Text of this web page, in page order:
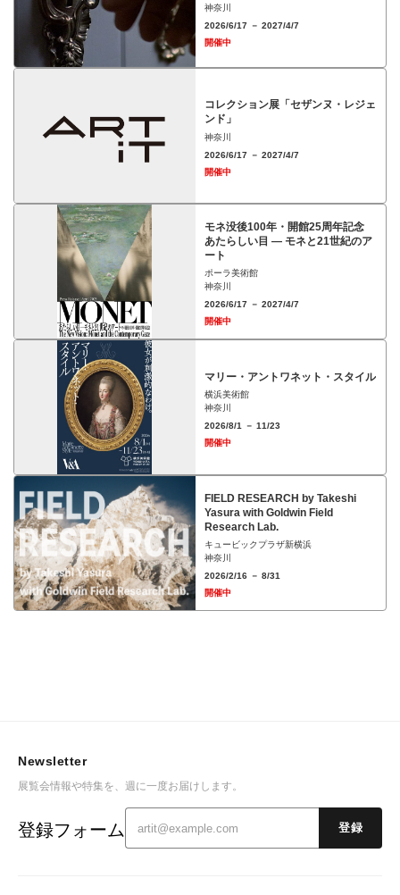
神奈川
2026/6/17 － 2027/4/7
開催中
コレクション展「セザンヌ・レジェ
ンド」
神奈川
2026/6/17 － 2027/4/7
開催中
モネ没後100年・開館25周年記念
あたらしい目 ― モネと21世紀のア
ート
ポーラ美術館
神奈川
2026/6/17 － 2027/4/7
開催中
マリー・アントワネット・スタイル
横浜美術館
神奈川
2026/8/1 － 11/23
開催中
FIELD RESEARCH by Takeshi
Yasura with Goldwin Field
Research Lab.
キュービックプラザ新横浜
神奈川
2026/2/16 － 8/31
開催中
Newsletter
展覧会情報や特集を、週に一度お届けします。
登録フォーム 登録